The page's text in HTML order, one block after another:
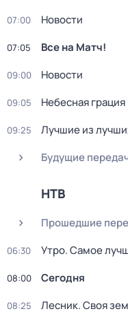
07:00 Новости
07:05 Все на Матч!
09:00 Новости
09:05 Небесная грация
09:25
Лучшие из
Будущие
НТВ
Прошедшие
06:30 Утро. Самое
08:00 Сегодня
08:25 Лесник. Своя